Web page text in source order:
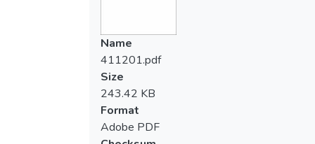
Name
411201.pdf
Size
243.42 KB
Format
Adobe PDF